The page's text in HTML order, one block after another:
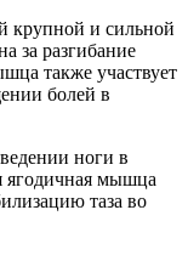
крупной и сильной
за разгибание
также участвует
болей в
ноги в
ягодичная мышца
таза во